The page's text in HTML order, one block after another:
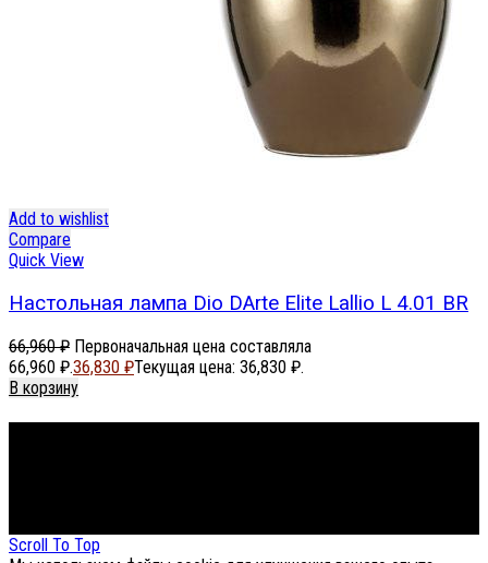
Add to wishlist
Compare
Quick View
Настольная лампа Dio DArte Elite Lallio L 4.01 BR
66,960₽ Первоначальная цена составляла
66,960 ₽.36,830 ₽Текущая цена: 36,830 ₽.
В корзину
Scroll To Top